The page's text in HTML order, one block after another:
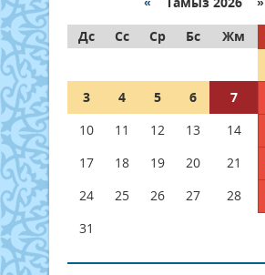
Дс
Сс Ср Бс Жм
3
4 5 6 7
10
11 12 13 14
17
18 19 20 21
24
25 26 27 28
31